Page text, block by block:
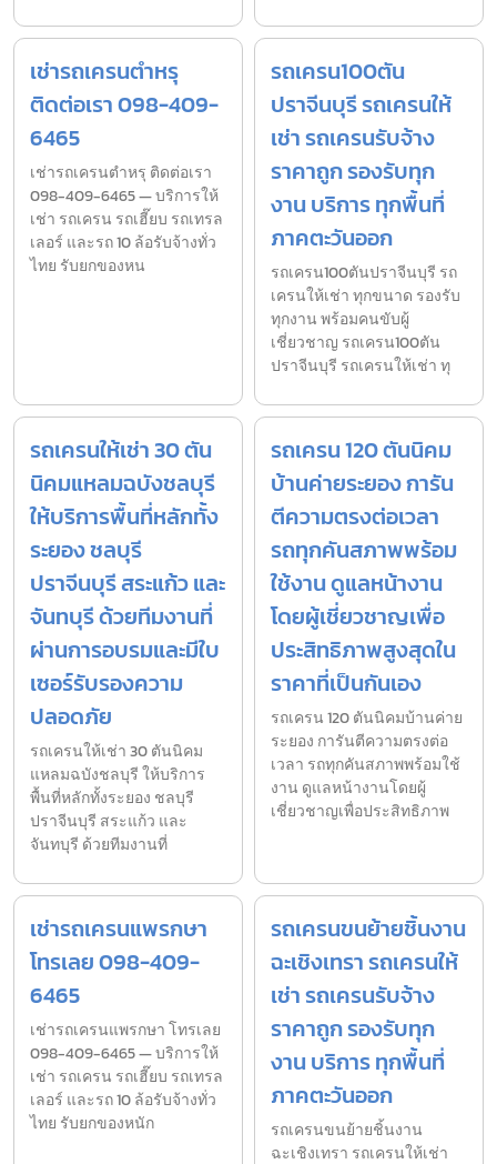
เช่ารถเครนตำหรุ
ติดต่อเรา 098-409-
6465
เช่ารถเครนตำหรุ ติดต่อเรา
098-409-6465 — บริการให้
เช่า รถเครน รถเฮี๊ยบ รถเทรล
เลอร์ และรถ 10 ล้อรับจ้างทั่ว
ไทย รับยกของหน
รถเครน100ตัน
ปราจีนบุรี รถเครนให้
เช่า รถเครนรับจ้าง
ราคาถูก รองรับทุก
งาน บริการ ทุกพื้นที่
ภาคตะวันออก
รถเครน100ตันปราจีนบุรี รถ
เครนให้เช่า ทุกขนาด รองรับ
ทุกงาน พร้อมคนขับผู้
เชี่ยวชาญ รถเครน100ตัน
ปราจีนบุรี รถเครนให้เช่า ทุ
รถเครนให้เช่า 30 ตัน
นิคมแหลมฉบังชลบุรี
ให้บริการพื้นที่หลักทั้ง
ระยอง ชลบุรี
ปราจีนบุรี สระแก้ว และ
จันทบุรี ด้วยทีมงานที่
ผ่านการอบรมและมีใบ
เซอร์รับรองความ
ปลอดภัย
รถเครนให้เช่า 30 ตันนิคม
แหลมฉบังชลบุรี ให้บริการ
พื้นที่หลักทั้งระยอง ชลบุรี
ปราจีนบุรี สระแก้ว และ
จันทบุรี ด้วยทีมงานที่
รถเครน 120 ตันนิคม
บ้านค่ายระยอง การัน
ตีความตรงต่อเวลา
รถทุกคันสภาพพร้อม
ใช้งาน ดูแลหน้างาน
โดยผู้เชี่ยวชาญเพื่อ
ประสิทธิภาพสูงสุดใน
ราคาที่เป็นกันเอง
รถเครน 120 ตันนิคมบ้านค่าย
ระยอง การันตีความตรงต่อ
เวลา รถทุกคันสภาพพร้อมใช้
งาน ดูแลหน้างานโดยผู้
เชี่ยวชาญเพื่อประสิทธิภาพ
เช่ารถเครนแพรกษา
โทรเลย 098-409-
6465
เช่ารถเครนแพรกษา โทรเลย
098-409-6465 — บริการให้
เช่า รถเครน รถเฮี๊ยบ รถเทรล
เลอร์ และรถ 10 ล้อรับจ้างทั่ว
ไทย รับยกของหนัก
รถเครนขนย้ายชิ้นงาน
ฉะเชิงเทรา รถเครนให้
เช่า รถเครนรับจ้าง
ราคาถูก รองรับทุก
งาน บริการ ทุกพื้นที่
ภาคตะวันออก
รถเครนขนย้ายชิ้นงาน
ฉะเชิงเทรา รถเครนให้เช่า